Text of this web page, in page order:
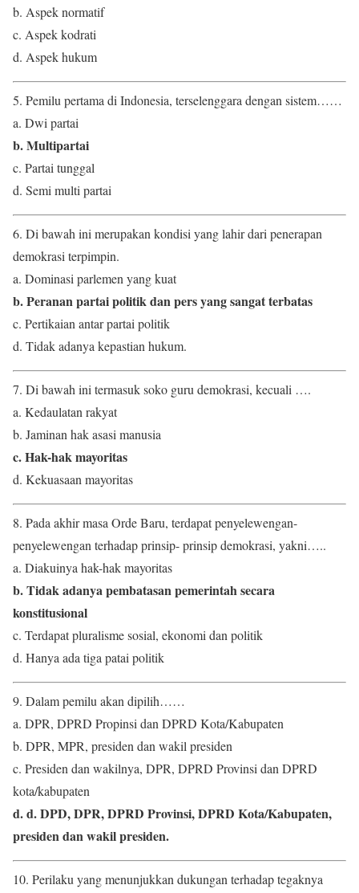
b. Aspek normatif
c. Aspek kodrati
d. Aspek hukum
5. Pemilu pertama di Indonesia, terselenggara dengan sistem……
a. Dwi partai
b. Multipartai
c. Partai tunggal
d. Semi multi partai
6. Di bawah ini merupakan kondisi yang lahir dari penerapan
demokrasi terpimpin.
a. Dominasi parlemen yang kuat
b. Peranan partai politik dan pers yang sangat terbatas
c. Pertikaian antar partai politik
d. Tidak adanya kepastian hukum.
7. Di bawah ini termasuk soko guru demokrasi, kecuali ….
a. Kedaulatan rakyat
b. Jaminan hak asasi manusia
c. Hak-hak mayoritas
d. Kekuasaan mayoritas
8. Pada akhir masa Orde Baru, terdapat penyelewengan-
penyelewengan terhadap prinsip- prinsip demokrasi, yakni…..
a. Diakuinya hak-hak mayoritas
b. Tidak adanya pembatasan pemerintah secara
konstitusional
c. Terdapat pluralisme sosial, ekonomi dan politik
d. Hanya ada tiga patai politik
9. Dalam pemilu akan dipilih……
a. DPR, DPRD Propinsi dan DPRD Kota/Kabupaten
b. DPR, MPR, presiden dan wakil presiden
c. Presiden dan wakilnya, DPR, DPRD Provinsi dan DPRD
kota/kabupaten
d. d. DPD, DPR, DPRD Provinsi, DPRD Kota/Kabupaten,
presiden dan wakil presiden.
10. Perilaku yang menunjukkan dukungan terhadap tegaknya